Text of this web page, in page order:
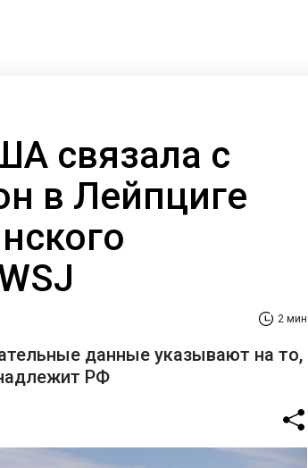
связала с
в Лейпциге
2 мин
данные указывают на то,
РФ